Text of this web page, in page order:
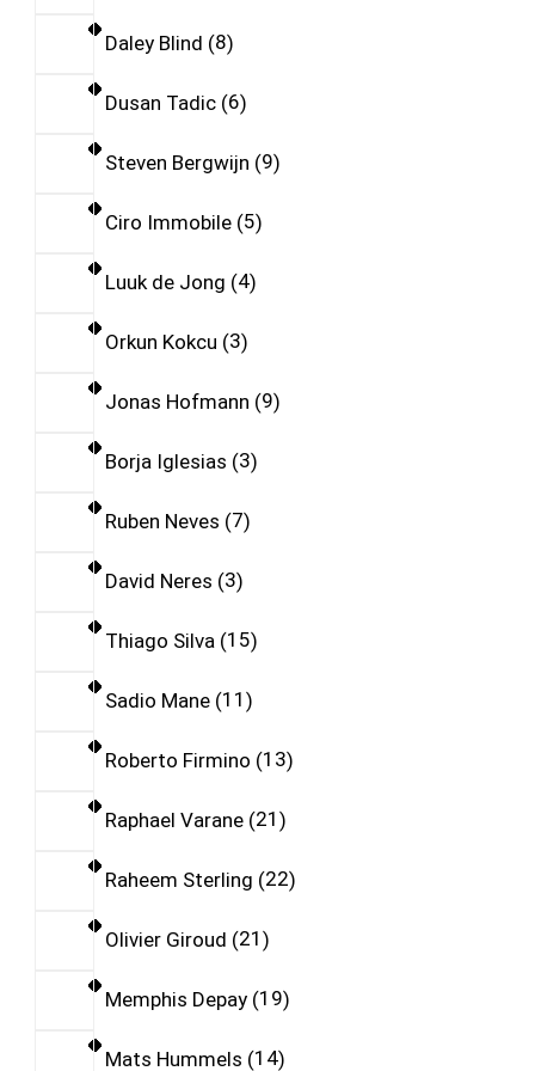
Daley Blind 8
Dusan Tadic 6
Steven Bergwijn 9
Ciro Immobile 5
Luuk de Jong 4
Orkun Kokcu 3
Jonas Hofmann 9
Borja Iglesias 3
Ruben Neves 7
David Neres 3
Thiago Silva 15
Sadio Mane 11
Roberto Firmino 13
Raphael Varane 21
Raheem Sterling 22
Olivier Giroud 21
Memphis Depay 19
Mats Hummels 14